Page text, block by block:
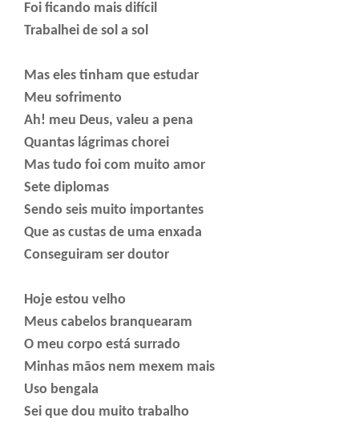
Foi ficando mais difícil
Trabalhei de sol a sol
Mas eles tinham que estudar
Meu sofrimento
Ah! meu Deus, valeu a pena
Quantas lágrimas chorei
Mas tudo foi com muito amor
Sete diplomas
Sendo seis muito importantes
Que as custas de uma enxada
Conseguiram ser doutor
Hoje estou velho
Meus cabelos branquearam
O meu corpo está surrado
Minhas mãos nem mexem mais
Uso bengala
Sei que dou muito trabalho